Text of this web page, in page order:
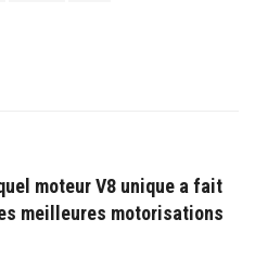
moteur V8 unique a fait
meilleures motorisations